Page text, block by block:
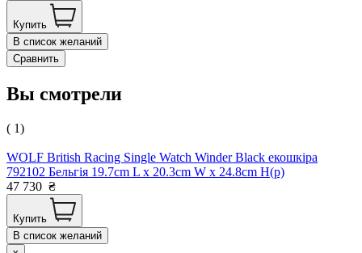
Купить
В список желаний
Сравнить
Вы смотрели
( 1)
WOLF British Racing Single Watch Winder Black екошкіра
792102 Бельгія 19.7cm L x 20.3cm W x 24.8cm H(р)
47 730 ₴
Купить
В список желаний